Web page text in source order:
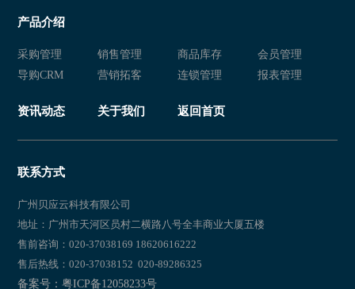
产品介绍
采购管理 销售管理 商品库存
会员管理
导购CRM
营销拓客 连锁管理 报表管理
资讯动态 关于我们 返回首页
联系方式
广州贝应云科技有限公司
地址：广州市天河区员村二横路八号全丰商业大厦五楼
售前咨询：020-37038169 18620616222
售后热线：020-37038152 020-89286325
备案号：粤ICP备12058233号